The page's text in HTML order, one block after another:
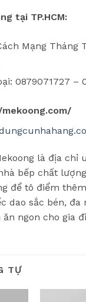
tại TP.HCM:
Mạng Tháng
0879071727 –
là địa chỉ
bếp chất
để tô điểm
dao sắc bén, đa
ngon cho gia
TỰ